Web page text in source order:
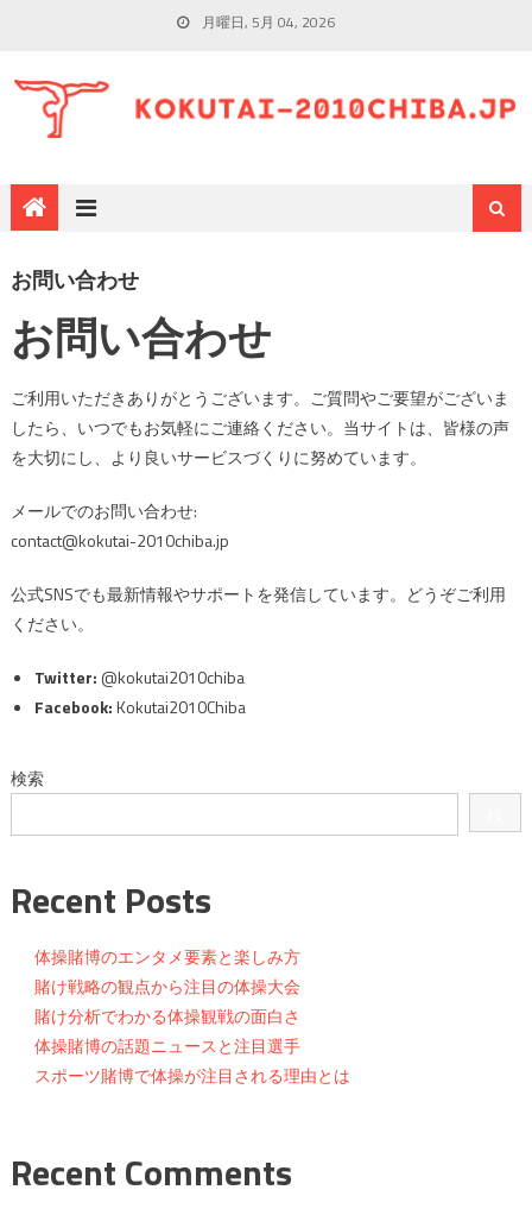
月曜日, 5月 04, 2026
お問い合わせ
お問い合わせ
ご利用いただきありがとうございます。ご質問やご要望がございま
したら、いつでもお気軽にご連絡ください。当サイトは、皆様の声
を大切にし、より良いサービスづくりに努めています。
メールでのお問い合わせ:
contact@kokutai-2010chiba.jp
公式SNSでも最新情報やサポートを発信しています。どうぞご利用
ください。
Twitter: @kokutai2010chiba
Facebook:Kokutai2010Chiba
検索
Recent Posts
体操賭博のエンタメ要素と楽しみ方
賭け戦略の観点から注目の体操大会
賭け分析でわかる体操観戦の面白さ
体操賭博の話題ニュースと注目選手
スポーツ賭博で体操が注目される理由とは
Recent Comments